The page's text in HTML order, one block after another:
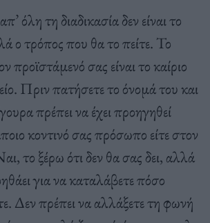
όλη τη διαδικασία δεν είναι το
ο τρόπος που θα το πείτε. Το
σας είναι το καίριο
Πριν πατήσετε το όνομά του και
πρέπει να έχει προηγηθεί
κοντινό σας πρόσωπο είτε στον
το ξέρω ότι δεν θα σας δει, αλλά
για να καταλάβετε πόσο
Δεν πρέπει να αλλάξετε τη φωνή